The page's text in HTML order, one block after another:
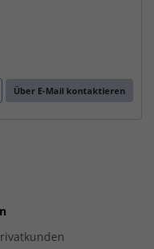
Über E-Mail kontaktieren